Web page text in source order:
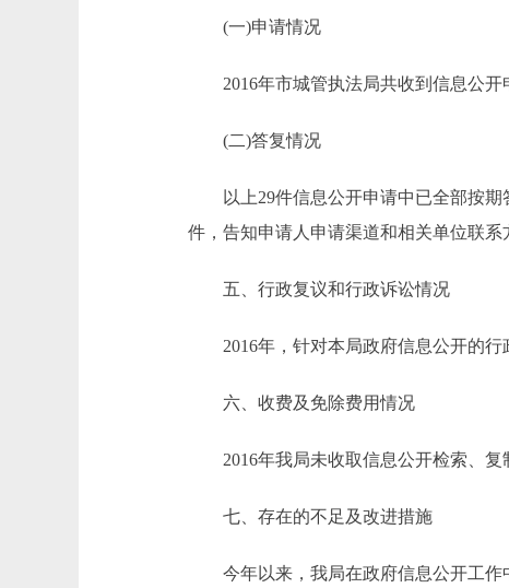
(一)申请情况
2016年市城管执法局共收到信息公开
(二)答复情况
以上29件信息公开申请中已全部按期
件，告知申请人申请渠道和相关单位联系
五、行政复议和行政诉讼情况
2016年，针对本局政府信息公开的行
六、收费及免除费用情况
2016年我局未收取信息公开检索、复
七、存在的不足及改进措施
今年以来，我局在政府信息公开工作